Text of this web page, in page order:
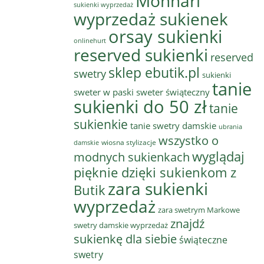
sukienki wyprzedaż
wyprzedaż sukienek
onlinehurt orsay sukienki
reserved sukienki reserved
swetry sklep ebutik.pl sukienki
sweter w paski sweter świątecznytanie
sukienki do 50 złtanie
sukienkie tanie swetry damskie ubrania
damskie wiosna stylizacje wszystko o
modnych sukienkachwyglądaj
pięknie dzięki sukienkom z
Butik zara sukienki
wyprzedaż zara swetrym Markowe
swetry damskie wyprzedaż znajdź
sukienkę dla siebieświąteczne
swetry